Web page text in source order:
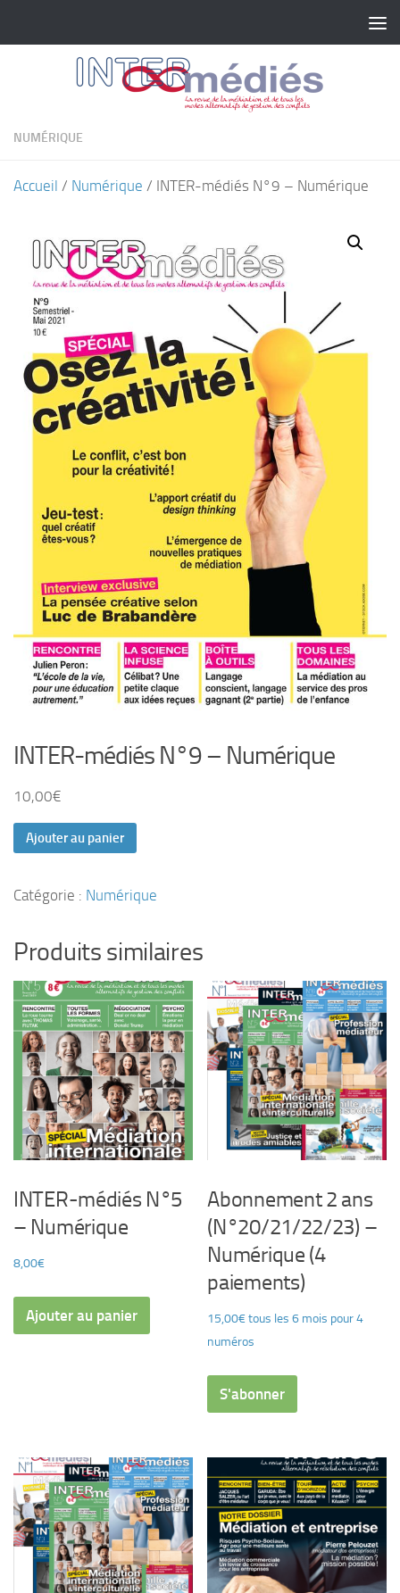
NUMÉRIQUE
Accueil / Numérique / INTER-médiés N°9 – Numérique
INTER-médiés N°9 – Numérique
10,00€
Ajouter au panier
Catégorie : Numérique
Produits similaires
INTER-médiés N°5
– Numérique
8,00€
Ajouter au panier
Abonnement 2 ans
(N°20/21/22/23) –
Numérique (4
paiements)
15,00€tous les 6 mois pour 4
numéros
S'abonner